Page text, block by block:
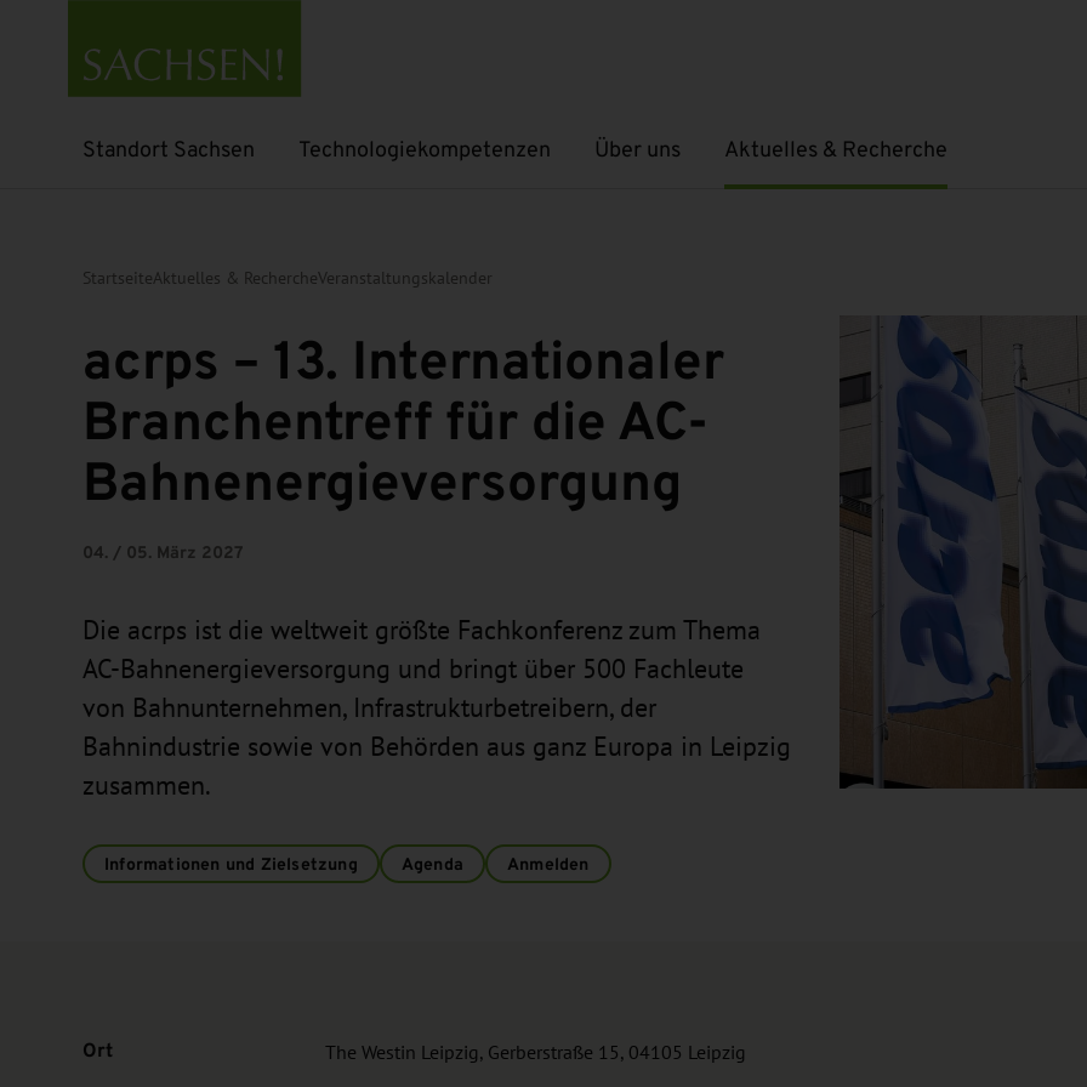
Standort Sachsen
Untermenü öffnen Technologiekompetenzen
Untermenü öffnen Über uns
Untermenü öffnenAktuelles & Recherche
Untermenü öffnen
StartseiteAktuelles & RechercheVeranstaltungskalender
acrps – 13. Internationaler
Branchentreff für die AC-
Bahnenergieversorgung
04. / 05. März 2027
Die acrps ist die weltweit größte Fachkonferenz zum Thema
AC-Bahnenergieversorgung und bringt über 500 Fachleute
von Bahnunternehmen, Infrastrukturbetreibern, der
Bahnindustrie sowie von Behörden aus ganz Europa in Leipzig
zusammen.
Informationen und Zielsetzung Agenda Anmelden
Ort The Westin Leipzig, Gerberstraße 15, 04105 Leipzig